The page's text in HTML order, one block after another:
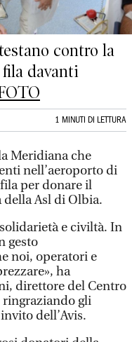
contro la
davanti
1 MINUTI DI LETTURA
Meridiana che
nell’aeroporto di
per donare il
della Asl di Olbia.
e civiltà. In
gesto
noi, operatori e
ha
direttore del Centro
ringraziando gli
dell’Avis.